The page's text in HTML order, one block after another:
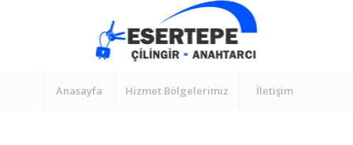
Anasayfa Hizmet Bölgelerimiz İletişim